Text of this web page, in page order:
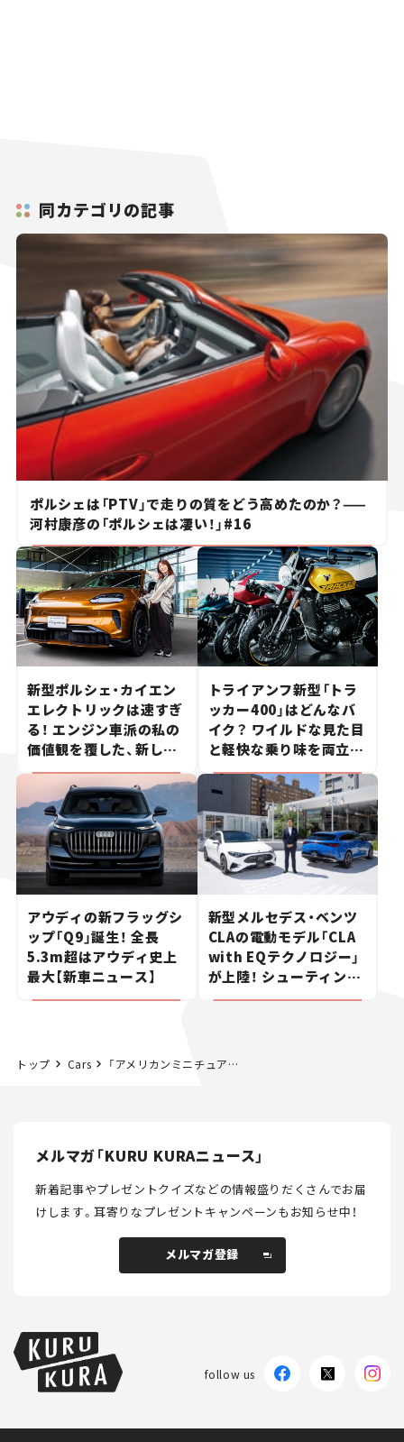
同カテゴリの記事
ポルシェは「PTV」で走りの質をどう高めたのか？——
河村康彦の「ポルシェは凄い！」#16
新型ポルシェ・カイエン
エレクトリックは速すぎ
る！ エンジン車派の私の
価値観を覆した、新しい
ポルシェの走り。
トライアンフ新型「トラ
ッカー400」はどんなバ
イク？ ワイルドな見た目
と軽快な乗り味を両立し
た400ccフラットトラッ
カー【試乗レビュー】
アウディの新フラッグシ
ップ「Q9」誕生！ 全長
5.3m超はアウディ史上
最大【新車ニュース】
新型メルセデス・ベンツ
CLAの電動モデル「CLA
with EQテクノロジー」
が上陸！ シューティング
ブレークも発売【新車ニ
トップ Cars 「アメリカンミニチュアホース」｜第18回アニマル”しっかり”みるみる
メルマガ「KURU KURAニュース」
新着記事やプレゼントクイズなどの情報盛りだくさんでお届
けします。耳寄りなプレゼントキャンペーンもお知らせ中！
メルマガ登録
follow us